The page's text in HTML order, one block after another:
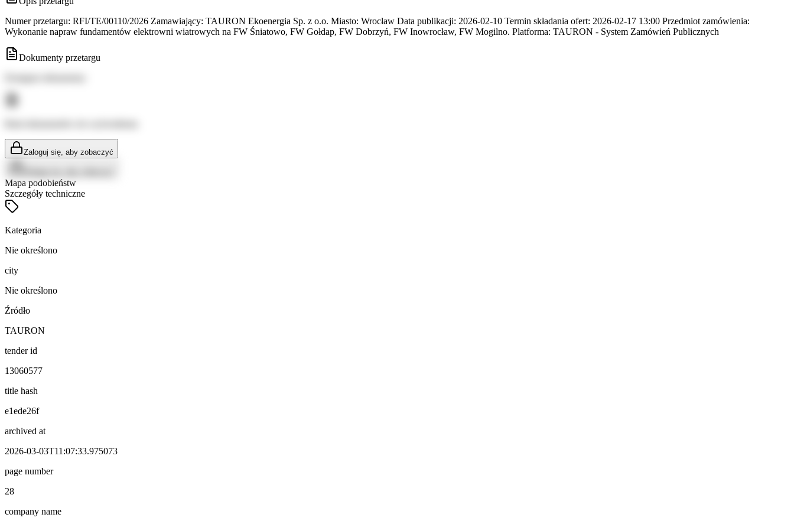
Numer przetargu: RFI/TE/00110/2026 Zamawiający: TAURON Ekoenergia Sp. z o.o. Miasto: Wrocław Data publikacji: 2026-02-10 Termin składania ofert: 2026-02-17 13:00 Przedmiot zamówienia:
Wykonanie napraw fundamentów elektrowni wiatrowych na FW Śniatowo, FW Gołdap, FW Dobrzyń, FW Inowrocław, FW Mogilno. Platforma: TAURON - System Zamówień Publicznych
Dokumenty przetargu
Zaloguj się, aby zobaczyć
Mapa podobieństw
Szczegóły techniczne
Kategoria
Nie określono
city
Nie określono
Źródło
TAURON
tender id
13060577
title hash
e1ede26f
archived at
2026-03-03T11:07:33.975073
page number
28
company name